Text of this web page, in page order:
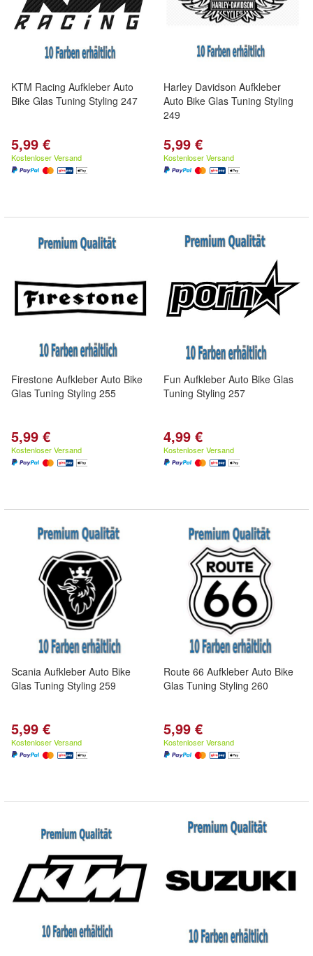
KTM Racing Aufkleber Auto
Bike Glas Tuning Styling 247
5,99 €
Kostenloser Versand
Harley Davidson Aufkleber
Auto Bike Glas Tuning Styling
249
5,99 €
Kostenloser Versand
Firestone Aufkleber Auto Bike
Glas Tuning Styling 255
5,99 €
Kostenloser Versand
Fun Aufkleber Auto Bike Glas
Tuning Styling 257
4,99 €
Kostenloser Versand
Scania Aufkleber Auto Bike
Glas Tuning Styling 259
5,99 €
Kostenloser Versand
Route 66 Aufkleber Auto Bike
Glas Tuning Styling 260
5,99 €
Kostenloser Versand